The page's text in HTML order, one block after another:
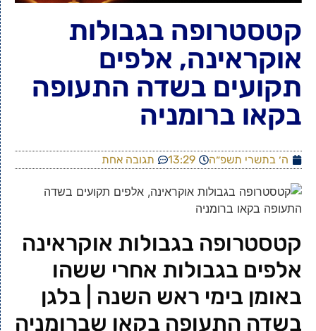
קטסטרופה בגבולות
אוקראינה, אלפים
תקועים בשדה התעופה
בקאו ברומניה
ה׳ בתשרי תשפ״ה 13:29 תגובה אחת
קטסטרופה בגבולות אוקראינה
אלפים בגבולות אחרי ששהו
באומן בימי ראש השנה | בלגן
בשדה התעופה בקאו שברומניה